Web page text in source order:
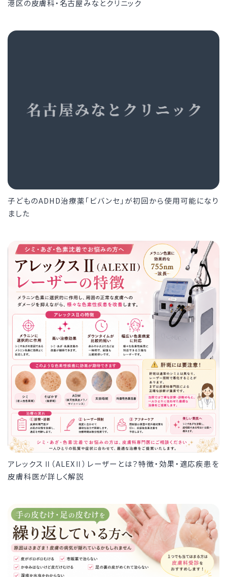
港区の皮膚科・名古屋みなとクリニック
子どものADHD治療薬「ビバンセ」が初回から使用可能になり
ました
アレックスⅡ（ALEXⅡ）レーザーとは？特徴・効果・適応疾患を
皮膚科医が詳しく解説